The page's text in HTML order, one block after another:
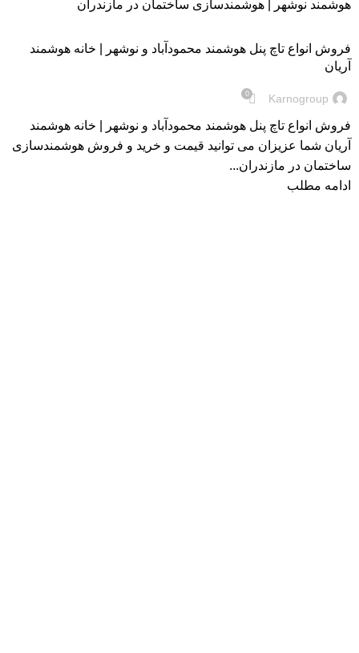
فروش انواع تاچ پنل هوشمند محمودآباد و نوشهر | خانه هوشمند
آریان
Karnogroup
0
فروش انواع تاچ پنل هوشمند محمودآباد و نوشهر | خانه هوشمند
آریان شما عزیزان می توانید قیمت و خرید و فروش هوشمندسازی
ساختمان در مازندران...
ادامه مطلب